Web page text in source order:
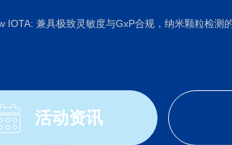
IOTA: 兼具极致灵敏度与GxP合规，纳米颗粒检测
活动资讯